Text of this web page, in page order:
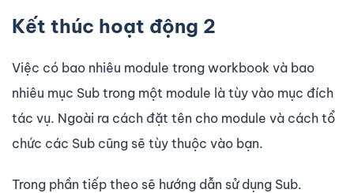
Kết thúc hoạt động 2
Việc có bao nhiêu module trong workbook và bao
nhiêu mục Sub trong một module là tùy vào mục đích
tác vụ. Ngoài ra cách đặt tên cho module và cách tổ
chức các Sub cũng sẽ tùy thuộc vào bạn.
Trong phần tiếp theo sẽ hướng dẫn sử dụng Sub.